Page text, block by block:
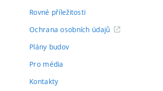
Rovné příležitosti
Ochrana osobních údajů
Plány budov
Pro média
Kontakty